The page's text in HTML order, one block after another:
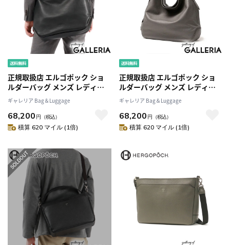
正規取扱店 エルゴポック ショ
ルダーバッグ メンズ レディー
ス 大容量 斜めがけバッグ ブラ
ンド 大きめ HERGOPOCH バッ
グ 大人 斜めがけ レザー 本革 革
日本製 アジャスタブルショルダ
ギャレリア Bag＆Luggage
68,200 円 （税込）
積算 620 マイル (1倍)
正規取扱店 エルゴポック ショ
ルダーバッグ メンズ レディー
ス 大容量 斜めがけバッグ ブラ
ンド 大きめ HERGOPOCH バッ
グ 大人 斜めがけ レザー 本革 革
日本製 アジャスタブルショルダ
ギャレリア Bag＆Luggage
68,200 円 （税込）
積算 620 マイル (1倍)